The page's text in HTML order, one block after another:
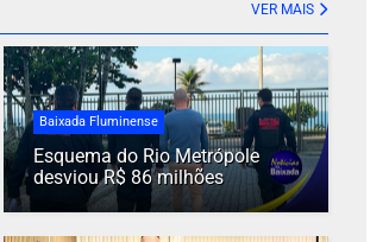
VER MAIS
Baixada Fluminense
Esquema do Rio Metrópole
desviou R$ 86 milhões